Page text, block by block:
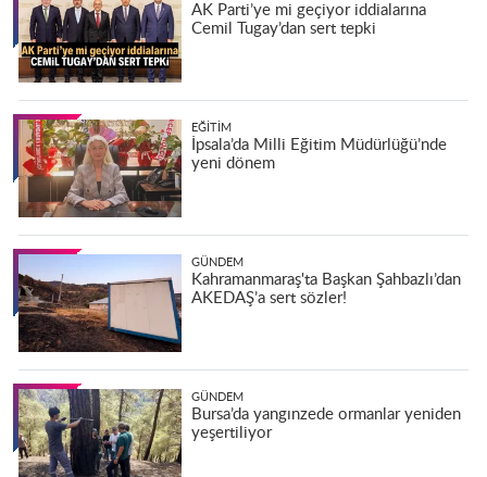
AK Parti’ye mi geçiyor iddialarına
Cemil Tugay’dan sert tepki
EĞITIM
İpsala’da Milli Eğitim Müdürlüğü’nde
yeni dönem
GÜNDEM
Kahramanmaraş'ta Başkan Şahbazlı’dan
AKEDAŞ’a sert sözler!
GÜNDEM
Bursa’da yangınzede ormanlar yeniden
yeşertiliyor